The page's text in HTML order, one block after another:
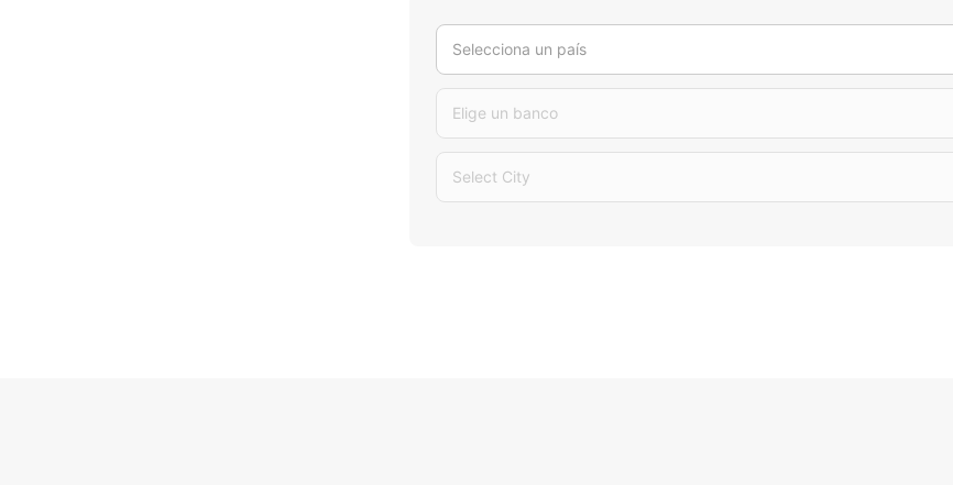
Selecciona un país
Elige un banco
Select City